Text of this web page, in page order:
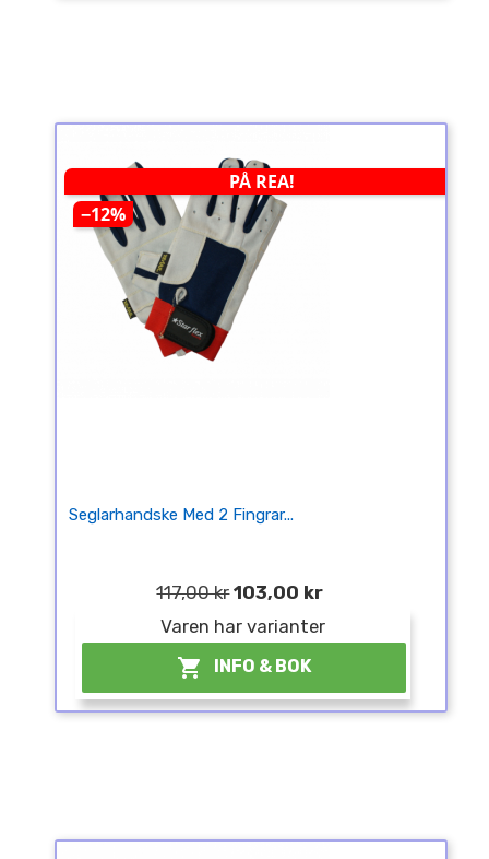
PÅ REA!
−12%
Seglarhandske Med 2 Fingrar...
117,00 kr 103,00 kr
Varen har varianter
 INFO & BOK